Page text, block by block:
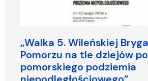
„Walka 5. Wileńskiej
Pomorzu na tle dziejów
pomorskiego podziemia